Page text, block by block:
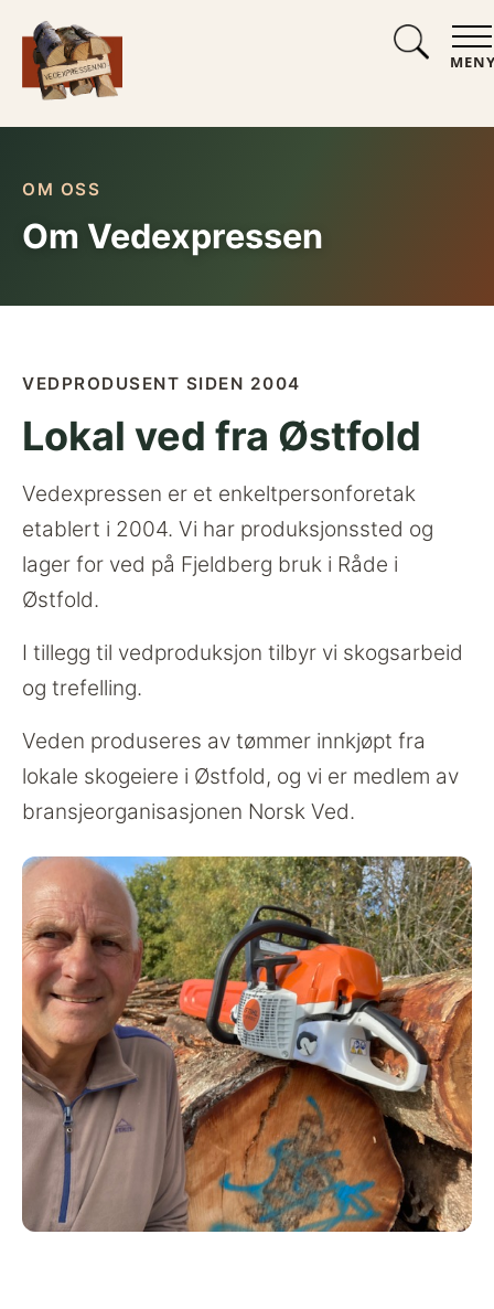
OM OSS
Om Vedexpressen
VEDPRODUSENT SIDEN 2004
Lokal ved fra Østfold
Vedexpressen er et enkeltpersonforetak
etablert i 2004. Vi har produksjonssted og
lager for ved på Fjeldberg bruk i Råde i
Østfold.
I tillegg til vedproduksjon tilbyr vi skogsarbeid
og trefelling.
Veden produseres av tømmer innkjøpt fra
lokale skogeiere i Østfold, og vi er medlem av
bransjeorganisasjonen Norsk Ved.